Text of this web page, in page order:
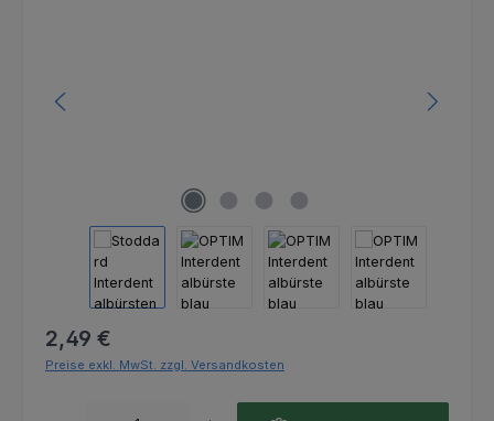
Regulärer Preis:
2,49 €
Preise exkl. MwSt. zzgl. Versandkosten